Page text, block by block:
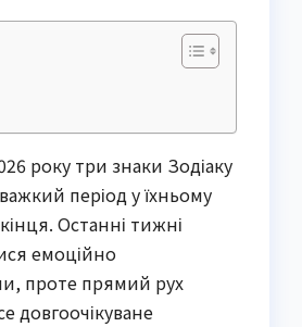
року три знаки Зодіаку
період у їхньому
Останні тижні
емоційно
проте прямий рух
довгоочікуване